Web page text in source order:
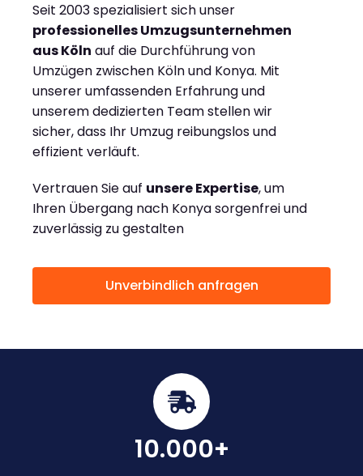
Seit 2003 spezialisiert sich unser
professionelles Umzugsunternehmen
aus Köln auf die Durchführung von
Umzügen zwischen Köln und Konya. Mit
unserer umfassenden Erfahrung und
unserem dedizierten Team stellen wir
sicher, dass Ihr Umzug reibungslos und
effizient verläuft.
Vertrauen Sie auf unsere Expertise, um
Ihren Übergang nach Konya sorgenfrei und
zuverlässig zu gestalten
Unverbindlich anfragen
10.000+